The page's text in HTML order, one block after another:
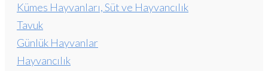
Kümes Hayvanları, Süt ve Hayvancılık
Tavuk
Günlük Hayvanlar
Hayvancılık